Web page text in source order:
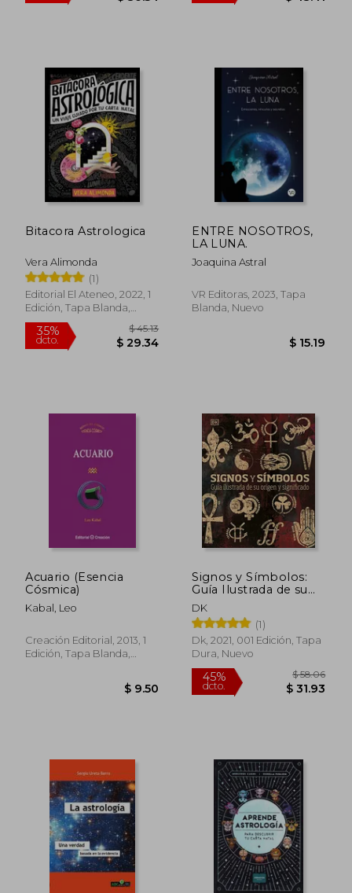
40%
dcto. $ 30.54
40%
dcto.
Bitacora Astrologica
Vera Alimonda
(1)
Editorial El Ateneo, 2022, 1
Edición, Tapa Blanda,
Nuevo
ENTRE NOSOTROS,
LA LUNA.
Joaquina Astral
VR Editoras, 2023, Tapa
Blanda, Nuevo
Acuario (Esencia
Cósmica)
Kabal, Leo
Creación Editorial, 2013, 1
Edición, Tapa Blanda,
Signos y Símbolos:
Guía Ilustrada de su
Origen y Significado
(Conocimiento)
DK
(1)
Dk, 2021, 001 Edición, Tapa
Dura, Nuevo
45%
dcto.